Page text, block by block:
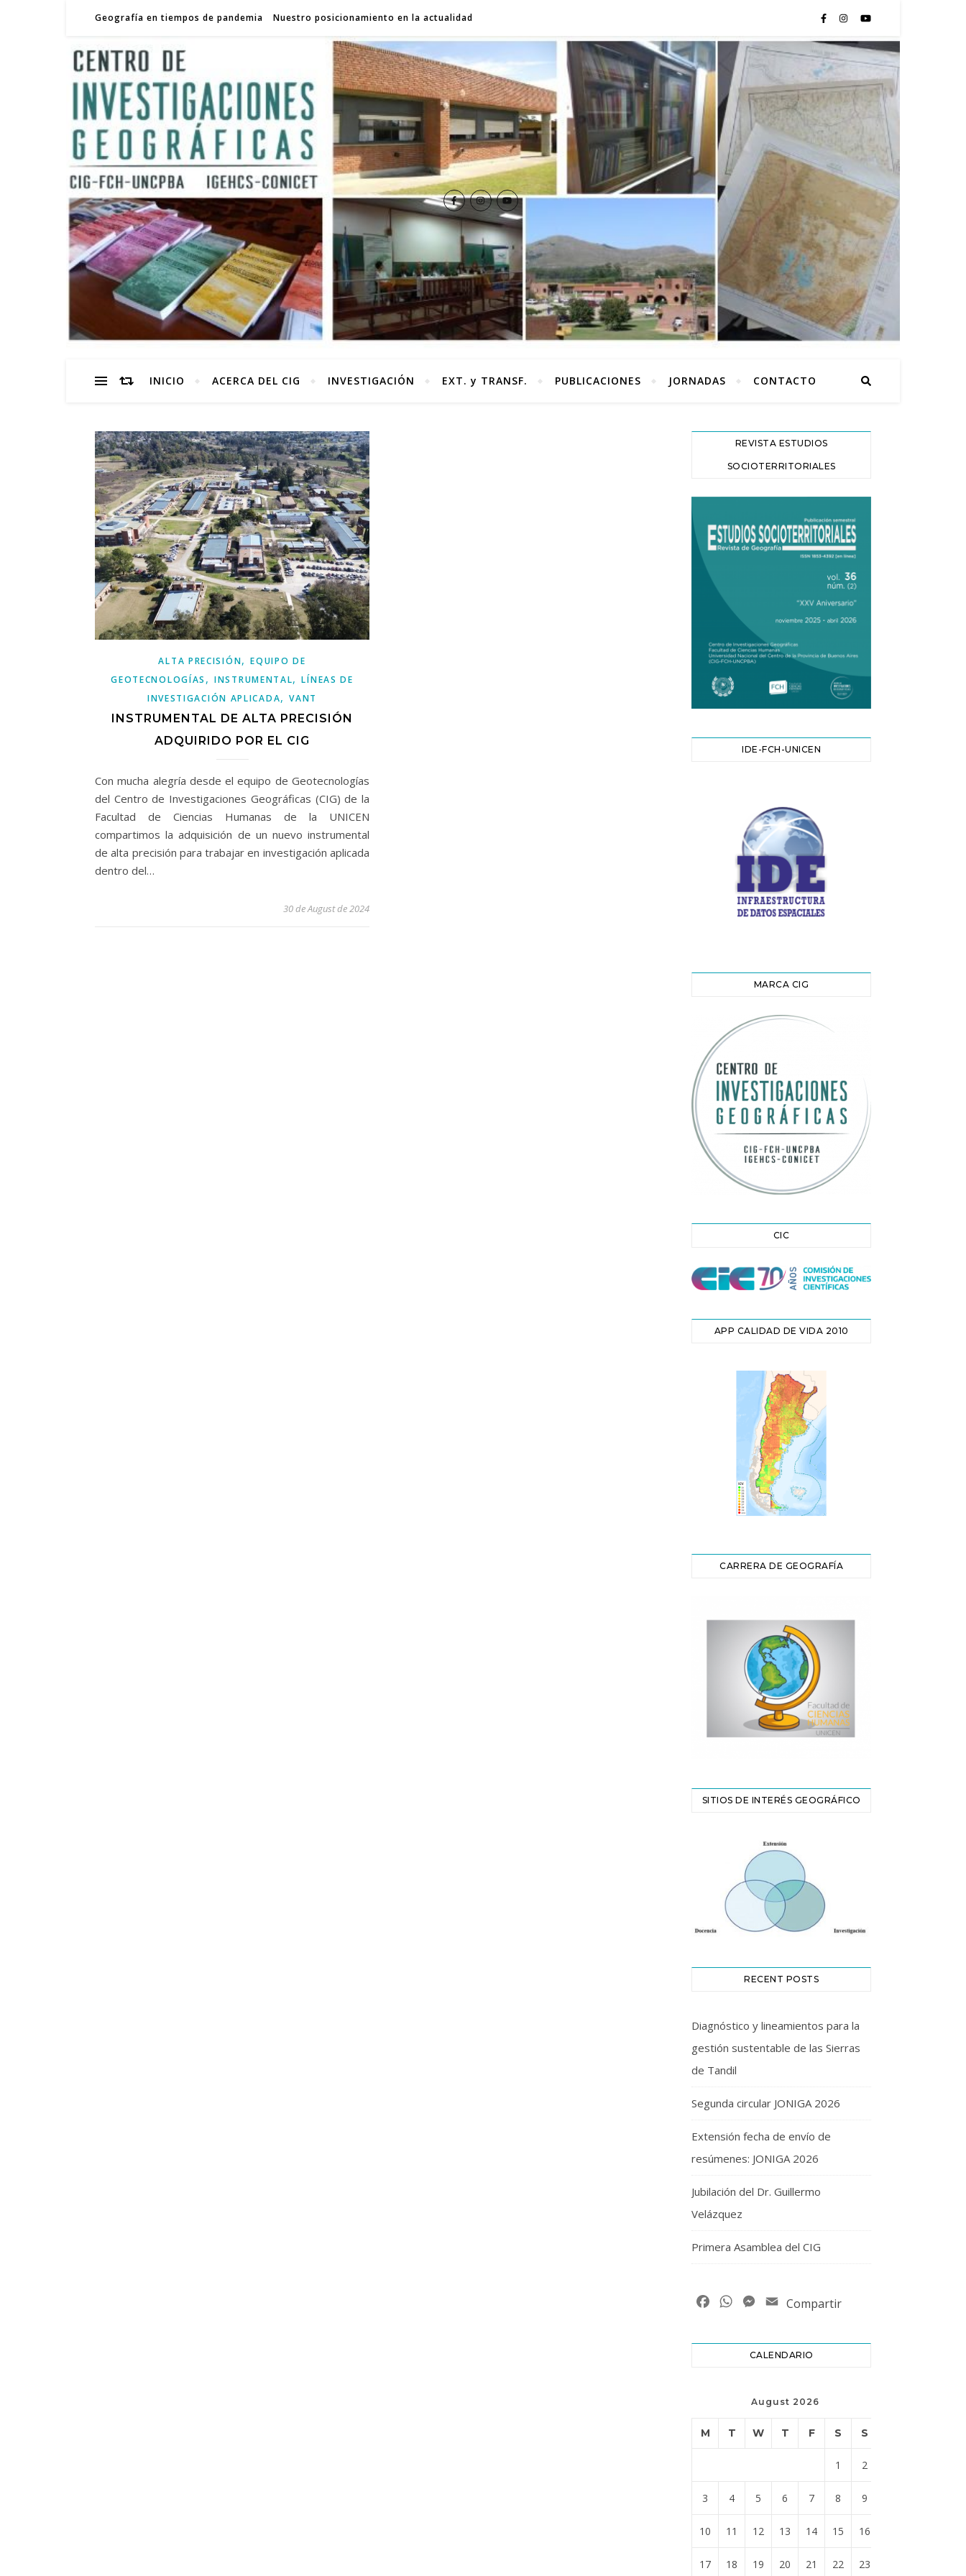
Geografía en tiempos de pandemia Nuestro posicionamiento en la actualidad
INICIO ACERCA DEL CIG INVESTIGACIÓN EXT. y TRANSF. PUBLICACIONES JORNADAS CONTACTO
ALTA PRECISIÓN,EQUIPO DE
GEOTECNOLOGÍAS ,INSTRUMENTAL,LÍNEAS DE
INVESTIGACIÓN APLICADA,VANT
INSTRUMENTAL DE ALTA PRECISIÓN
ADQUIRIDO POR EL CIG
Con mucha alegría desde el equipo de Geotecnologías
del Centro de Investigaciones Geográficas (CIG) de la
Facultad de Ciencias Humanas de la UNICEN
compartimos la adquisición de un nuevo instrumental
de alta precisión para trabajar en investigación aplicada
dentro del…
30 de August de 2024
REVISTA ESTUDIOS
SOCIOTERRITORIALES
IDE-FCH-UNICEN
MARCA CIG
CIC
APP CALIDAD DE VIDA 2010
CARRERA DE GEOGRAFÍA
SITIOS DE INTERÉS GEOGRÁFICO
RECENT POSTS
Diagnóstico y lineamientos para la
gestión sustentable de las Sierras
de Tandil
Segunda circular JONIGA 2026
Extensión fecha de envío de
resúmenes: JONIGA 2026
Jubilación del Dr. Guillermo
Velázquez
Primera Asamblea del CIG
FacebookWhatsAppMessenger
Email
Compartir
CALENDARIO
August 2026
M T W T F S S
1 2
3 4 5 6 7 8 9
10 11 12 13 14 15 16
17 18 19 20 21 22 23